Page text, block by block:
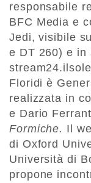
responsabile
BFC Media e
Jedi, visibile
e DT 260) e in
Floridi è
realizzata in
e Dario
Formiche. Il
di Oxford
Università di
propone